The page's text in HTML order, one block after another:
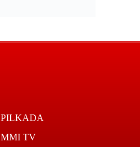
PILKADA
MMI TV